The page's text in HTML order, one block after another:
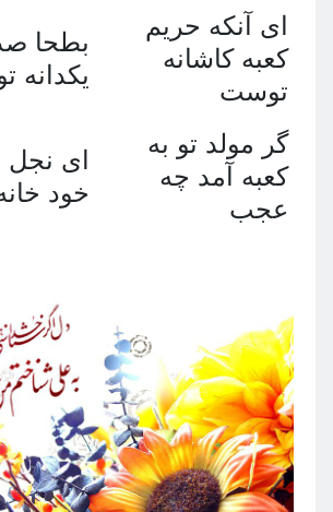
اى آنكه حريم
كعبه كاشانه
توست
بطحا
يكدانه
گر مولد تو به
كعبه آمد چه
عجب
اى نجل
خود